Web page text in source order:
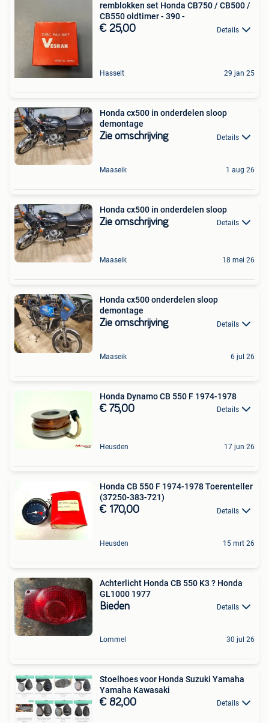
remblokken set Honda CB750 / CB500 /
CB550 oldtimer - 390 -
€ 25,00 Details
Hasselt 29 jan 25
Honda cx500 in onderdelen sloop
demontage
Zie omschrijving Details
Maaseik 1 aug 26
Honda cx500 in onderdelen sloop
Zie omschrijving Details
Maaseik 18 mei 26
Honda cx500 onderdelen sloop
demontage
Zie omschrijving Details
Maaseik 6 jul 26
Honda Dynamo CB 550 F 1974-1978
€ 75,00 Details
Heusden 17 jun 26
Honda CB 550 F 1974-1978 Toerenteller
(37250-383-721)
€ 170,00 Details
Heusden 15 mrt 26
Achterlicht Honda CB 550 K3 ? Honda
GL1000 1977
Bieden Details
Lommel 30 jul 26
Stoelhoes voor Honda Suzuki Yamaha
Yamaha Kawasaki
€ 82,00 Details